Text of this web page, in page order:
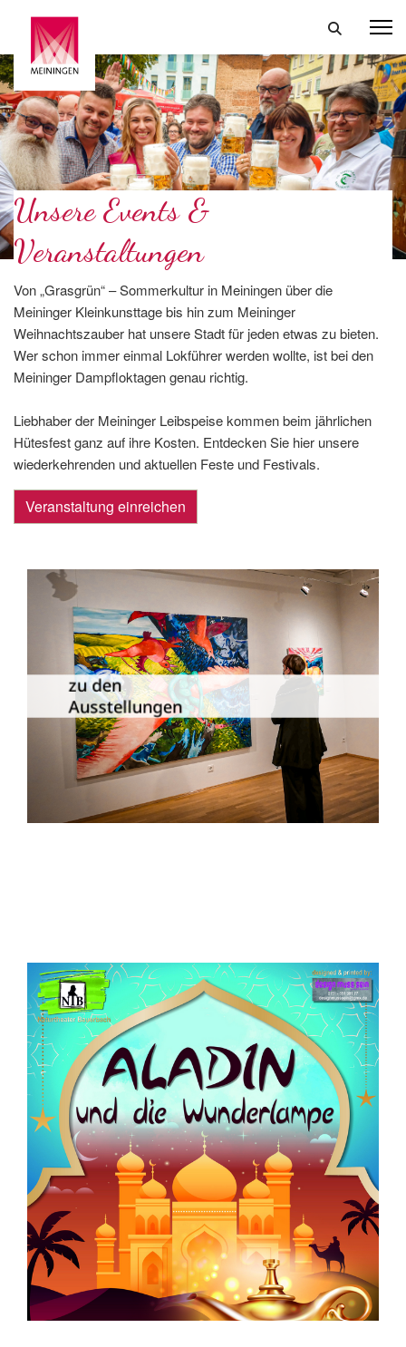
Unsere Events &
Veranstaltungen
Von „Grasgrün“ – Sommerkultur in Meiningen über die
Meininger Kleinkunsttage bis hin zum Meininger
Weihnachtszauber hat unsere Stadt für jeden etwas zu bieten.
Wer schon immer einmal Lokführer werden wollte, ist bei den
Meininger Dampfloktagen genau richtig.
Liebhaber der Meininger Leibspeise kommen beim jährlichen
Hütesfest ganz auf ihre Kosten. Entdecken Sie hier unsere
wiederkehrenden und aktuellen Feste und Festivals.
Veranstaltung einreichen
zu den
Ausstellungen
Die Dauer­ausstellungen in Meiningen
und Umgebung als Übersicht.
zu den Ausstellungen